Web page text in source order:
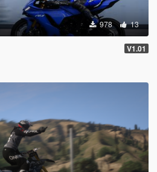
978 13
V1.01